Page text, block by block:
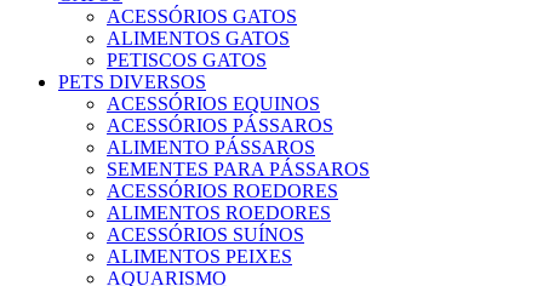
ACESSÓRIOS GATOS
ALIMENTOS GATOS
PETISCOS GATOS
PETS DIVERSOS
ACESSÓRIOS EQUINOS
ACESSÓRIOS PÁSSAROS
ALIMENTO PÁSSAROS
SEMENTES PARA PÁSSAROS
ACESSÓRIOS ROEDORES
ALIMENTOS ROEDORES
ACESSÓRIOS SUÍNOS
ALIMENTOS PEIXES
AQUARISMO